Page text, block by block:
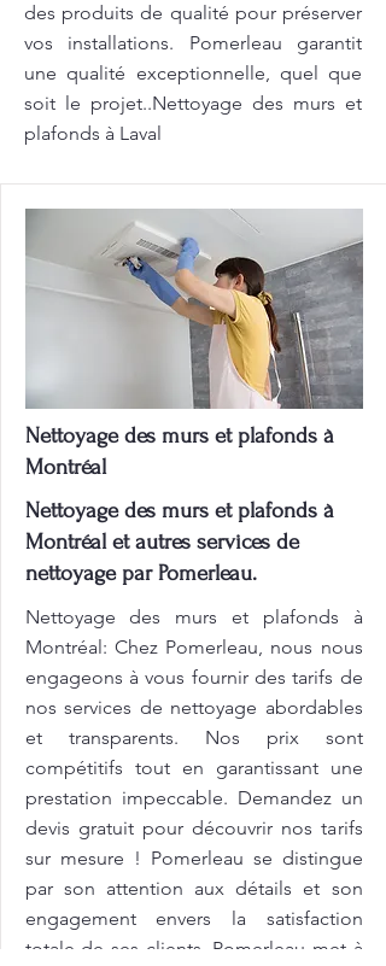
des produits de qualité pour préserver
vos installations. Pomerleau garantit
une qualité exceptionnelle, quel que
soit le projet..Nettoyage des murs et
plafonds à Laval
Nettoyage des murs et plafonds à
Montréal
Nettoyage des murs et plafonds à
Montréal et autres services de
nettoyage par Pomerleau.
Nettoyage des murs et plafonds à
Montréal: Chez Pomerleau, nous nous
engageons à vous fournir des tarifs de
nos services de nettoyage abordables
et transparents. Nos prix sont
compétitifs tout en garantissant une
prestation impeccable. Demandez un
devis gratuit pour découvrir nos tarifs
sur mesure ! Pomerleau se distingue
par son attention aux détails et son
engagement envers la satisfaction
totale de ses clients. Pomerleau met à